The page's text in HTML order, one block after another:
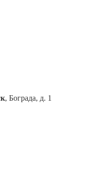
, Бограда, д. 1